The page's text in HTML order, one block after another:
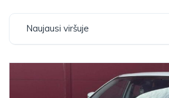
Naujausi viršuje